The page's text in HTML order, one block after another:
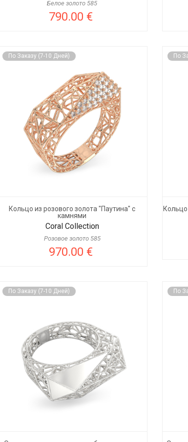
Белое золото 585
790.00 €
По Заказу (7-10 Дней)
Кольцо из розового золота "Паутина" с
камнями
Coral Collection
Розовое золото 585
970.00 €
По
По Заказу (7-10 Дней) По